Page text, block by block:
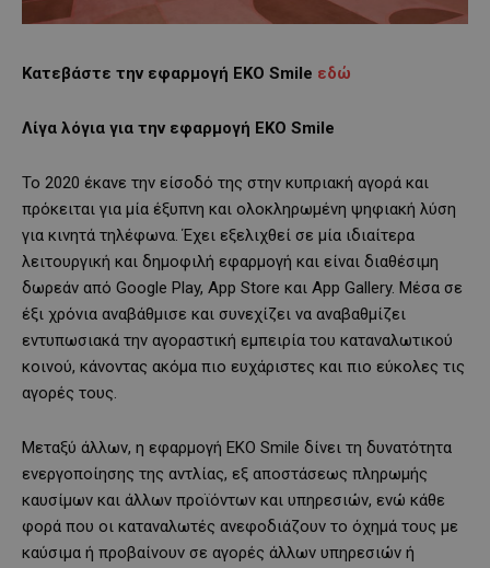
Κατεβάστε την εφαρμογή ΕΚΟ Smile εδώ
Λίγα λόγια για την εφαρμογή EKO Smile
Το 2020 έκανε την είσοδό της στην κυπριακή αγορά και
πρόκειται για μία έξυπνη και ολοκληρωμένη ψηφιακή λύση
για κινητά τηλέφωνα. Έχει εξελιχθεί σε μία ιδιαίτερα
λειτουργική και δημοφιλή εφαρμογή και είναι διαθέσιμη
δωρεάν από Google Play, App Store και Αpp Gallery. Μέσα σε
έξι χρόνια αναβάθμισε και συνεχίζει να αναβαθμίζει
εντυπωσιακά την αγοραστική εμπειρία του καταναλωτικού
κοινού, κάνοντας ακόμα πιο ευχάριστες και πιο εύκολες τις
αγορές τους.
Μεταξύ άλλων, η εφαρμογή EKO Smile δίνει τη δυνατότητα
ενεργοποίησης της αντλίας, εξ αποστάσεως πληρωμής
καυσίμων και άλλων προϊόντων και υπηρεσιών, ενώ κάθε
φορά που οι καταναλωτές ανεφοδιάζουν το όχημά τους με
καύσιμα ή προβαίνουν σε αγορές άλλων υπηρεσιών ή